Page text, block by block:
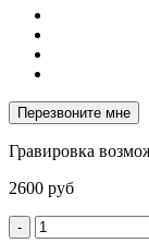
Перезвоните мне
Гравировка
2600 руб
-